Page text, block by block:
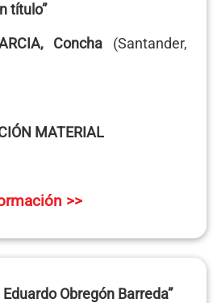
título”
Concha (Santander,
MATERIAL
>>
Eduardo Obregón Barreda”